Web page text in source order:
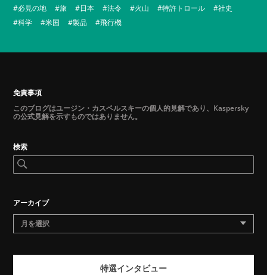
必見の地
旅 日本 法令 火山 特許トロール
社史
科学
米国 製品 飛行機
免責事項
このブログはユージン・カスペルスキーの個人的見解であり、Kaspersky
の公式見解を示すものではありません。
検索
アーカイブ
月を選択
特選インタビュー